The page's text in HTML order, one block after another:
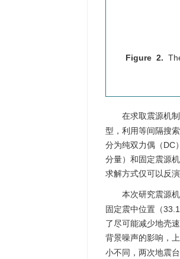
Figure 2.
在求取震源机
型，利用等间隔搜
分为纯双力偶（DC
分量）和固定震源
求解方式仅可以反
本次研究震源
固定震中位置（
了尽可能减少地壳
背景噪声的影响，
小不同，两次地震